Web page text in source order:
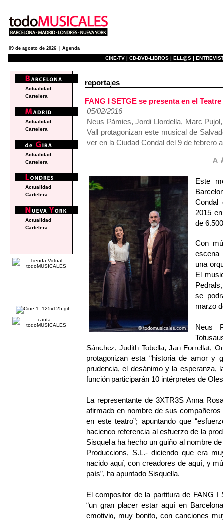
09 de agosto de 2026 | Agenda
CINE-TV | CD-DVD-LIBROS | ELL@S |
reportajes
FANG I SETGE se presenta en el
05/02/2016
Neus Pàmies, Jordi Llordella, Marc
Vall protagonizan este musical de
ver en la Ciudad Condal del 9 de febrero
Este
Condal
2015
de
Con
escena
una
El
se
marzo
Neus
Sánchez, Judith Tobella, Jan Forrellat,
protagonizan esta “historia de amor
prudencia, el desánimo y la esperanza,
función participarán 10 intérpretes de
La representante de 3XTR3S Anna
afirmado en nombre de sus
en este teatro”; apuntando que
haciendo referencia al esfuerzo de la
Sisquella ha hecho un guiño al nombre
Produccions, S.L.- diciendo que era
nacido aquí, con creadores de aquí, y
país”, ha apuntado Sisquella.
El compositor de la partitura de FANG
“un gran placer estar aquí en
emotivio, muy bonito, con canciones
Actualidad
Cartelera
Actualidad
Cartelera
Actualidad
Cartelera
Actualidad
Cartelera
Actualidad
Cartelera